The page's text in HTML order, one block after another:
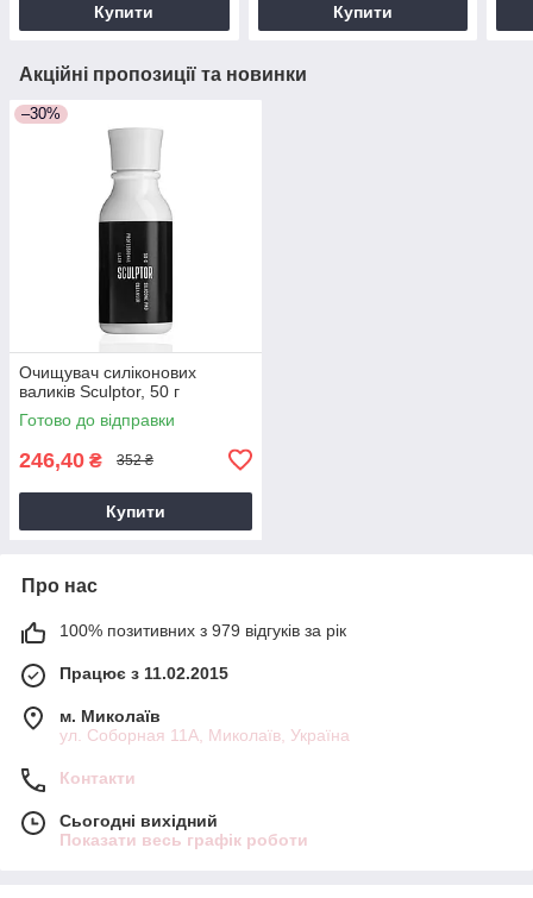
Купити Купити
Акційні пропозиції та новинки
–30%
Очищувач силіконових
валиків Sculptor, 50 г
Готово до відправки
246,40 ₴ 352 ₴
Купити
Про нас
100% позитивних з 979 відгуків за рік
Працює з 11.02.2015
м. Миколаїв
ул. Соборная 11А, Миколаїв, Україна
Контакти
Сьогодні вихідний
Показати весь графік роботи